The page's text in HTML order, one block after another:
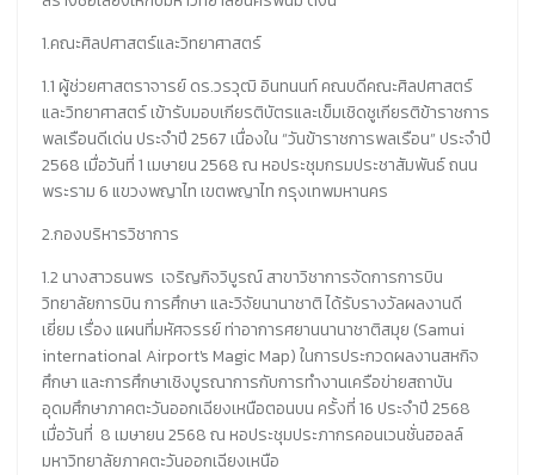
1.คณะศิลปศาสตร์และวิทยาศาสตร์
1.1 ผู้ช่วยศาสตราจารย์ ดร.วรวุฒิ อินทนนท์ คณบดีคณะศิลปศาสตร์
และวิทยาศาสตร์ เข้ารับมอบเกียรติบัตรและเข็มเชิดชูเกียรติข้าราชการ
พลเรือนดีเด่น ประจำปี 2567 เนื่องใน “วันข้าราชการพลเรือน” ประจำปี
2568 เมื่อวันที่ 1 เมษายน 2568 ณ หอประชุมกรมประชาสัมพันธ์ ถนน
พระราม 6 แขวงพญาไท เขตพญาไท กรุงเทพมหานคร
2.กองบริหารวิชาการ
1.2 นางสาวธนพร เจริญกิจวิบูรณ์ สาขาวิชาการจัดการการบิน
วิทยาลัยการบิน การศึกษา และวิจัยนานาชาติ ได้รับรางวัลผลงานดี
เยี่ยม เรื่อง แผนที่มหัศจรรย์ ท่าอาการศยานนานาชาติสมุย (Samui
international Airport's Magic Map) ในการประกวดผลงานสหกิจ
ศึกษา และการศึกษาเชิงบูรณาการกับการทำงานเครือข่ายสถาบัน
อุดมศึกษาภาคตะวันออกเฉียงเหนือตอนบน ครั้งที่ 16 ประจำปี 2568
เมื่อวันที่ 8 เมษายน 2568 ณ หอประชุมประภากรคอนเวนชั่นฮอลล์
มหาวิทยาลัยภาคตะวันออกเฉียงเหนือ